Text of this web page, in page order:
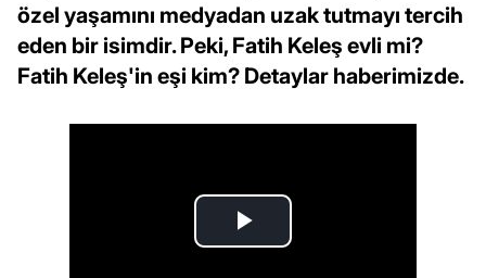
özel yaşamını medyadan uzak tutmayı tercih
eden bir isimdir. Peki, Fatih Keleş evli mi?
Fatih Keleş'in eşi kim? Detaylar haberimizde.